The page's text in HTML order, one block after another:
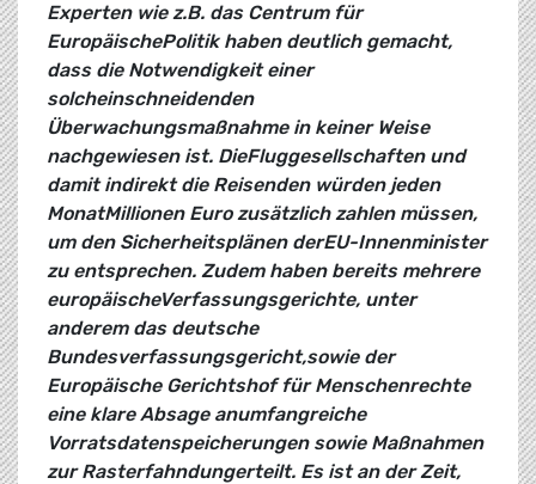
Experten wie z.B. das Centrum für
EuropäischePolitik haben deutlich gemacht,
dass die Notwendigkeit einer
solcheinschneidenden
Überwachungsmaßnahme in keiner Weise
nachgewiesen ist. DieFluggesellschaften und
damit indirekt die Reisenden würden jeden
MonatMillionen Euro zusätzlich zahlen müssen,
um den Sicherheitsplänen derEU-Innenminister
zu entsprechen. Zudem haben bereits mehrere
europäischeVerfassungsgerichte, unter
anderem das deutsche
Bundesverfassungsgericht,sowie der
Europäische Gerichtshof für Menschenrechte
eine klare Absage anumfangreiche
Vorratsdatenspeicherungen sowie Maßnahmen
zur Rasterfahndungerteilt. Es ist an der Zeit,